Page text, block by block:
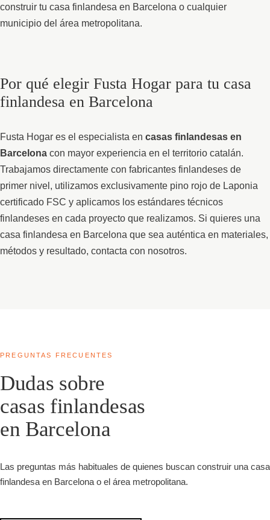
construir tu casa finlandesa en Barcelona o cualquier
municipio del área metropolitana.
Por qué elegir Fusta Hogar para tu casa
finlandesa en Barcelona
Fusta Hogar es el especialista en casas finlandesas en
Barcelona con mayor experiencia en el territorio catalán.
Trabajamos directamente con fabricantes finlandeses de
primer nivel, utilizamos exclusivamente pino rojo de Laponia
certificado FSC y aplicamos los estándares técnicos
finlandeses en cada proyecto que realizamos. Si quieres una
casa finlandesa en Barcelona que sea auténtica en materiales,
métodos y resultado, contacta con nosotros.
PREGUNTAS FRECUENTES
Dudas sobre
casas finlandesas
en Barcelona
Las preguntas más habituales de quienes buscan construir una casa
finlandesa en Barcelona o el área metropolitana.